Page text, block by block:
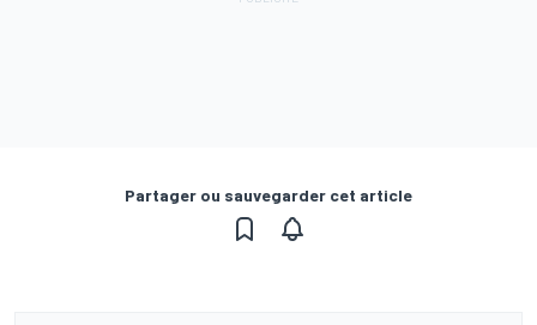
Partager ou sauvegarder cet article